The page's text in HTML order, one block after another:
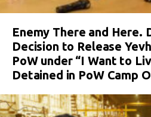
Enemy There and Here.
Decision to Release
PoW under “I Want to
Detained in PoW Camp